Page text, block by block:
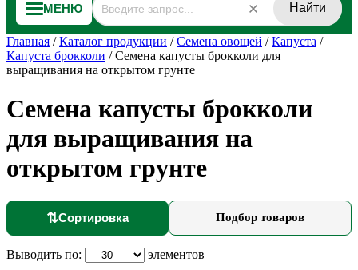
МЕНЮ Найти
Главная /Каталог продукции /Семена овощей /Капуста /
Капуста брокколи /Семена капусты брокколи для
выращивания на открытом грунте
Семена капусты брокколи
для выращивания на
открытом грунте
⇅Сортировка Подбор товаров
Выводить по: элементов